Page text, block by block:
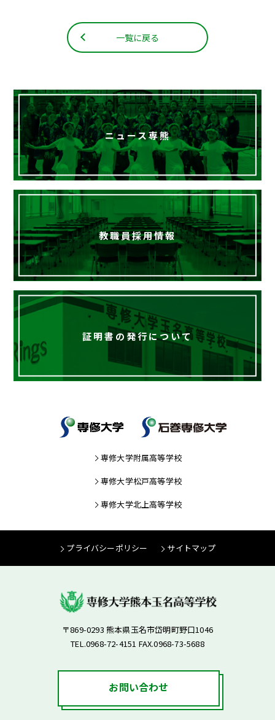
一覧に戻る
ニュース専熊
教職員採用情報
証明書の発行について
専修大学附属高等学校
専修大学松戸高等学校
専修大学北上高等学校
プライバシーポリシー サイトマップ
〒869-0293 熊本県玉名市岱明町野口1046
TEL.0968-72-4151 FAX.0968-73-5688
お問い合わせ